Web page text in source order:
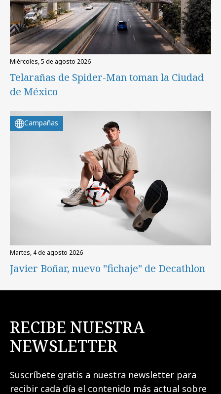
miércoles, 5 de agosto 2026
Telarañas de Spider-Man toman la Ciudad
de México
Campañas
martes, 4 de agosto 2026
Javier Boñar, nuevo "fichaje" de Decathlon
RECIBE NUESTRA
NEWSLETTER
Suscríbete gratis a nuestra newsletter para
recibir cada día el contenido más actual sobre